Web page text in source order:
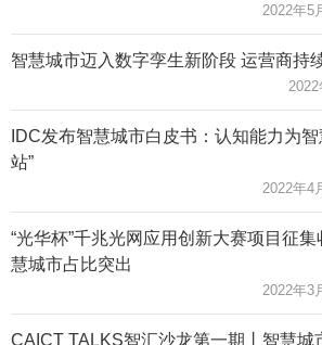
2022年5
智慧城市迈入数字孪生新阶段 运营商持
IDC发布智慧城市白皮书：认知能力为
站”
2022年4
“光华杯”千兆光网应用创新大赛项目征
慧城市占比突出
2022年3
CAICT TALKS智汇沙龙第一期丨智慧城